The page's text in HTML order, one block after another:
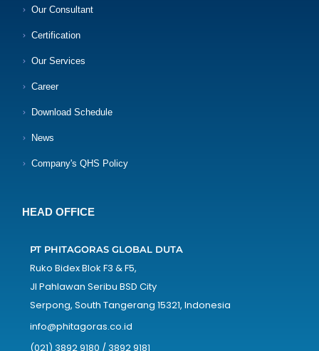
Our Consultant
Certification
Our Services
Career
Download Schedule
News
Company's QHS Policy
HEAD OFFICE
PT PHITAGORAS GLOBAL DUTA
Ruko Bidex Blok F3 & F5,
Jl Pahlawan Seribu BSD City
Serpong, South Tangerang 15321, Indonesia
info@phitagoras.co.id
(021) 3892 9180 / 3892 9181